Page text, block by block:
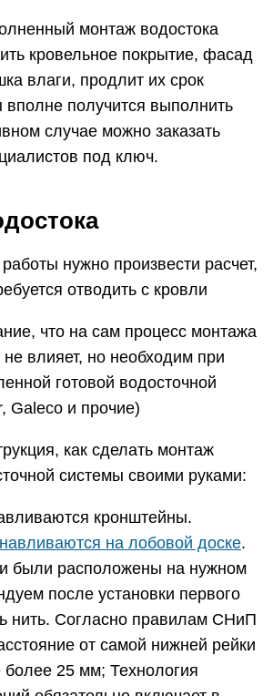
монтаж водостока
кровельное покрытие, фасад
влаги, продлит их срок
получится выполнить
случае можно заказать
под ключ.
нужно произвести расчет,
отводить с кровли
что на сам процесс монтажа
не влияет, но необходим при
готовой водосточной
Galeco и прочие)
как сделать монтаж
системы своими руками:
кронштейны.
на лобовой доске.
были расположены на нужном
после установки первого
нить. Согласно правилам СНиП
от самой нижней рейки
25 мм; Технология